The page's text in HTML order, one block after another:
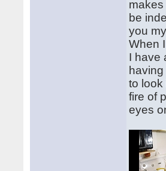
makes
be
you
When
I have
to
fire of
eyes